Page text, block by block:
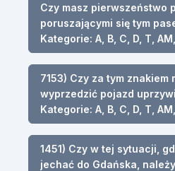
Czy masz pierwszeństwo
poruszającymi się tym
Kategorie: A, B, C, D, T, AM,
7153) Czy za tym znakiem
wyprzedzić pojazd
Kategorie: A, B, C, D, T, AM,
1451) Czy w tej sytuacji,
jechać do Gdańska,